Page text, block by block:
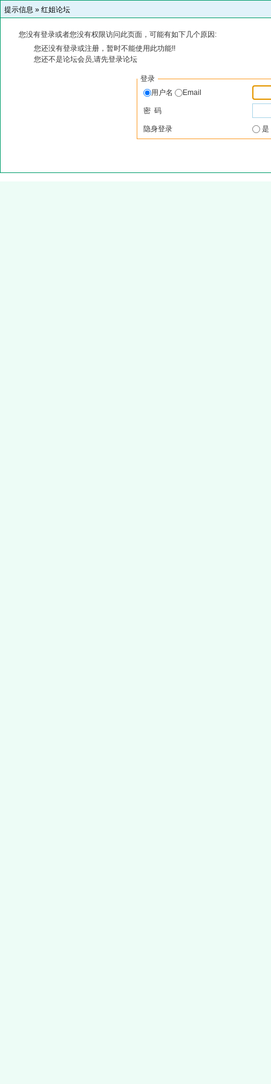
提示信息 » 红姐论坛
您没有登录或者您没有权限访问此页面，可能有如下几个原因:
您还没有登录或注册，暂时不能使用此功能!!
您还不是论坛会员,请先登录论坛
登录
用户名
Email
密 码
隐身登录